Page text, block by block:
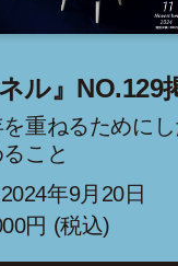
ル』NO.129
重ねるためにし
こと
年9月20日
円 (税込)